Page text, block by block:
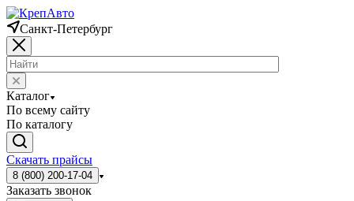
Санкт-Петербург
Каталог
По всему сайту
По каталогу
Скачать прайсы
8 (800) 200-17-04
Заказать звонок